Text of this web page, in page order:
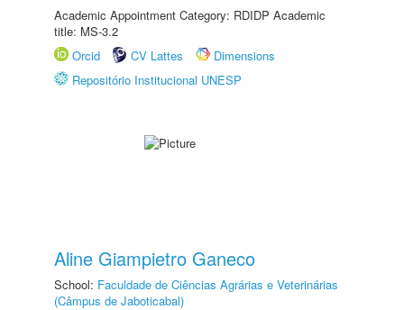
Academic Appointment Category: RDIDP Academic
title: MS-3.2
Orcid
CV Lattes
Dimensions
Repositório Institucional UNESP
Aline Giampietro Ganeco
School: Faculdade de Ciências Agrárias e Veterinárias
(Câmpus de Jaboticabal)